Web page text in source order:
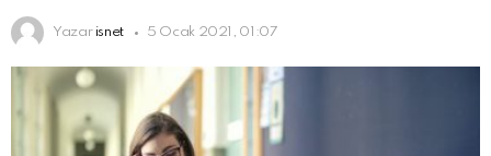
Yazar isnet 5 Ocak 2021, 01:07